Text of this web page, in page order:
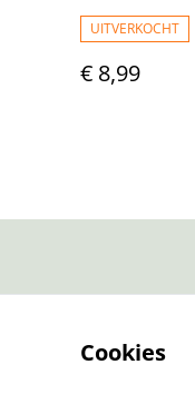
UITVERKOCHT
€ 8,99
Cookies